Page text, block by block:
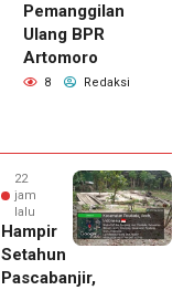
Pemanggilan
Ulang BPR
Artomoro
8 Redaksi
22
jam
lalu
Hampir
Setahun
Pascabanjir,